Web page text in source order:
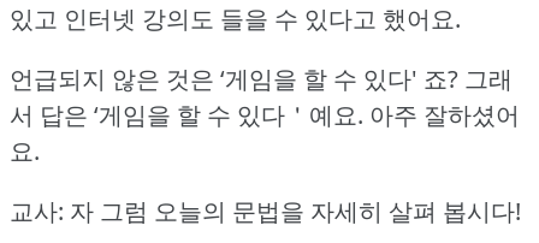
있고 인터넷 강의도 들을 수 있다고 했어요.
언급되지 않은 것은 ‘게임을 할 수 있다' 죠? 그래
서 답은 ‘게임을 할 수 있다＇예요. 아주 잘하셨어
요.
교사: 자 그럼 오늘의 문법을 자세히 살펴 봅시다!